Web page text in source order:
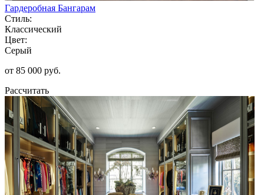
Гардеробная Бангарам
Стиль:
Классический
Цвет:
Серый
от 85 000 руб.
Рассчитать